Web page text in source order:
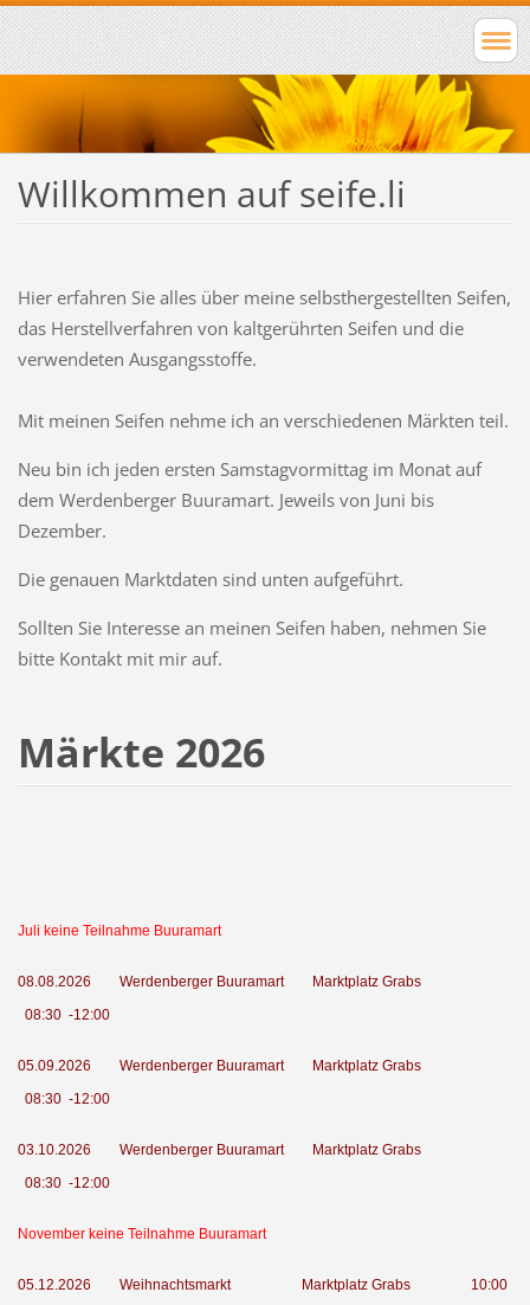
Willkommen auf seife.li
Hier erfahren Sie alles über meine selbsthergestellten Seifen,
das Herstellverfahren von kaltgerührten Seifen und die
verwendeten Ausgangsstoffe.
Mit meinen Seifen nehme ich an verschiedenen Märkten teil.
Neu bin ich jeden ersten Samstagvormittag im Monat auf
dem Werdenberger Buuramart. Jeweils von Juni bis
Dezember.
Die genauen Marktdaten sind unten aufgeführt.
Sollten Sie Interesse an meinen Seifen haben, nehmen Sie
bitte Kontakt mit mir auf.
Märkte 2026
Juli keine Teilnahme Buuramart
08.08.2026 Werdenberger Buuramart
Marktplatz Grabs
08:30 -12:00
05.09.2026 Werdenberger Buuramart
Marktplatz Grabs
08:30 -12:00
03.10.2026 Werdenberger Buuramart
Marktplatz Grabs
08:30 -12:00
November keine Teilnahme Buuramart
05.12.2026 Weihnachtsmarkt
Marktplatz Grabs 10:00